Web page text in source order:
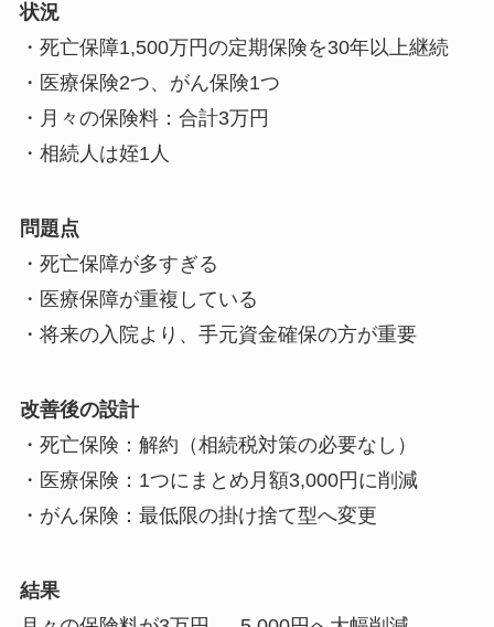
状況
・死亡保障1,500万円の定期保険を30年以上継続
・医療保険2つ、がん保険1つ
・月々の保険料：合計3万円
・相続人は姪1人
問題点
・死亡保障が多すぎる
・医療保障が重複している
・将来の入院より、手元資金確保の方が重要
改善後の設計
・死亡保険：解約（相続税対策の必要なし）
・医療保険：1つにまとめ月額3,000円に削減
・がん保険：最低限の掛け捨て型へ変更
結果